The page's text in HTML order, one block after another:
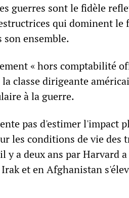
guerres sont le fidèle
qui dominent
son ensemble.
« hors comptabilité
classe dirigeante
à la guerre.
pas d'estimer l'impact
les conditions de vie des
y a deux ans par Harvard
et en Afghanistan